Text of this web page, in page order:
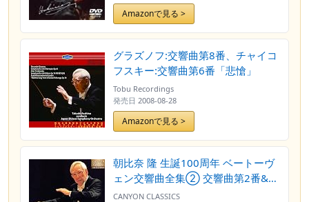
Amazonで見る >
グラズノフ:交響曲第8番、チャイコ
フスキー:交響曲第6番「悲愴」
Tobu Recordings
発売日 2008-08-28
Amazonで見る >
朝比奈 隆 生誕100周年 ベートーヴ
ェン交響曲全集② 交響曲第2番&第
8番
CANYON CLASSICS